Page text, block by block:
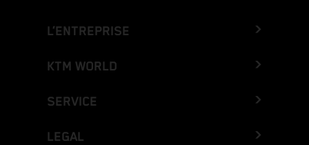
L’ENTREPRISE
KTM WORLD
SERVICE
LEGAL